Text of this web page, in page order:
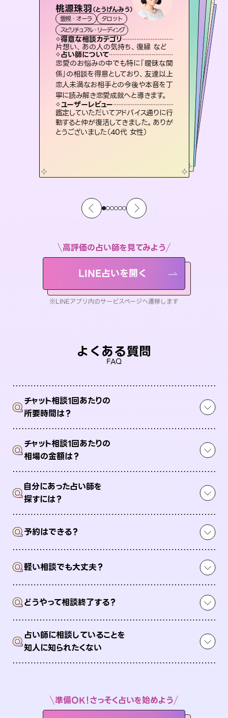
桃源珠羽（とうげんみう）
霊視・オーラ
タロット
スピリチュアル・リーディング
得意な相談カテゴリ
片想い、あの人の気持ち、復縁 など
占い師について
恋愛のお悩みの中でも特に「曖昧な関
係」の相談を得意としており、友達以上
恋人未満なお相手との今後や本音を丁
寧に読み解き恋愛成就へと導きます。
ユーザーレビュー
鑑定していただいてアドバイス通りに行
動すると仲が復活してきました。ありが
とうございました（40代 女性）
彗望（すいぼう）
霊視・オーラ 透視
スピリチュアル・リーディング
得意な相談カテゴリ
片想い、あの人の気持ち、復縁 など
占い師について
3,700年以上の歴史を持つ東洋最古の
占術「易占」で詳細まで占い、幸せへ向
かう道筋を示します。厳しい結果にも具
体的な対策をお伝えします。
ユーザーレビュー
複雑な背景もしっかり聞いて鑑定して
いただけました。気持ちが楽になりまし
た（50代 女性）
アイリス -iris-
西洋占星術 タロット
ルーン
得意な相談カテゴリ
恋愛総合、片想い、二人の未来 など
占い師について
復縁、恋愛、不倫の行方、同性愛や片
思い、仕事関係や借金問題まで知りた
いことや心の負担になっていることを
紐解き、背中をそっと押して導きます。
ユーザーレビュー
安心感のあり、言い切ってくれる所や濁
さない鑑定のおかげで、毎回自分の気
持ちを整えられます（30代 男性）
セラピスト理恵
霊視・オーラ
スピリチュアル・リーディング
得意な相談カテゴリ
片想い、二人の未来、年の差 など
占い師について
連絡再開、復縁、成就などの報告実績多数。セラピストとして2万超の施術経験があるからこそできる鑑定で、より良い未来をサポートします。
ユーザーレビュー
とても心温まる鑑定でした。しかもこち
らは何も言っていないのに視えていらっ
しゃるんだなと驚きです（30代女性）
おう 霊感オラクル
霊視・オーラ
オラクルカード
得意な相談カテゴリ
恋愛総合、あの人の気持ち など
占い師について
霊視×オラクルカードを使って「今」と
「未来」そして「気になるあの人の気持
ち」まで丁寧に読み解き、恋や人生のヒ
ントを優しく引き出します。
ユーザーレビュー
不安な気持ちが嘘みたいに晴れまし
た…！よく視えていらっしゃるんだなと
感じました（40代 女性）
未来視師＊花
霊視・オーラ 心理学
スピリチュアル・リーディング
得意な相談カテゴリ
出逢い、片想い、復縁 など
占い師について
未来には何パターンもの選択肢があり
ます。不安で視えにくくなっているあな
たの素敵な未来を見つけ、その未来を
選択できるようアドバイスします。
ユーザーレビュー
職場の人の性質や人間関係、本心など
本当によく視えていてびっくり。対策が
打てて前向きになれます（40代）
高評価の占い師を見てみよう
LINE占いを開く
※LINEアプリ内のサービスページへ遷移します
よくある質問
FAQ
Qチャット相談1回あたりの
所要時間は？
Qチャット相談1回あたりの
相場の金額は？
Q自分にあった占い師を
探すには？
Q予約はできる？
Q軽い相談でも大丈夫？
Qどうやって相談終了する？
Q占い師に相談していることを
知人に知られたくない
準備OK！さっそく占いを始めよう